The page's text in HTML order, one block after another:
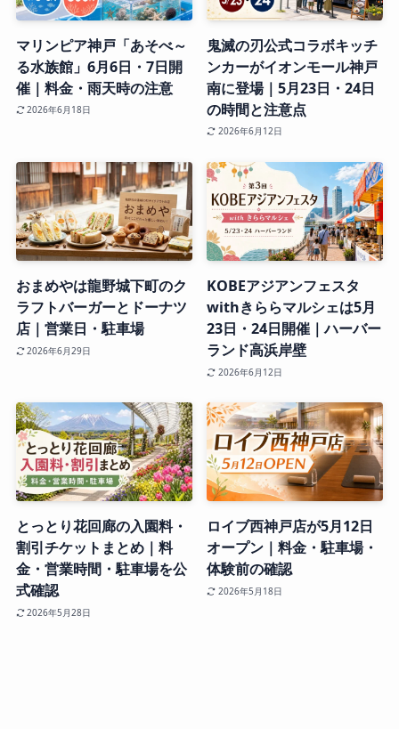
マリンピア神戸「あそべ～
る水族館」6月6日・7日開
催｜料金・雨天時の注意
2026年6月18日
鬼滅の刃公式コラボキッチ
ンカーがイオンモール神戸
南に登場｜5月23日・24日
の時間と注意点
2026年6月12日
おまめやは龍野城下町のク
ラフトバーガーとドーナツ
店｜営業日・駐車場
2026年6月29日
KOBEアジアンフェスタ
withきららマルシェは5月
23日・24日開催｜ハーバー
ランド高浜岸壁
2026年6月12日
とっとり花回廊の入園料・
割引チケットまとめ｜料
金・営業時間・駐車場を公
式確認
2026年5月28日
ロイブ西神戸店が5月12日
オープン｜料金・駐車場・
体験前の確認
2026年5月18日